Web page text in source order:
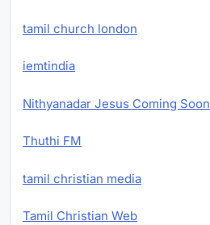
tamil church london
iemtindia
Nithyanadar Jesus Coming Soon
Thuthi FM
tamil christian media
Tamil Christian Web